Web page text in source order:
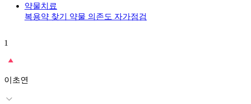
약물치료
복용약 찾기 약물 의존도 자가점검
1
이초연